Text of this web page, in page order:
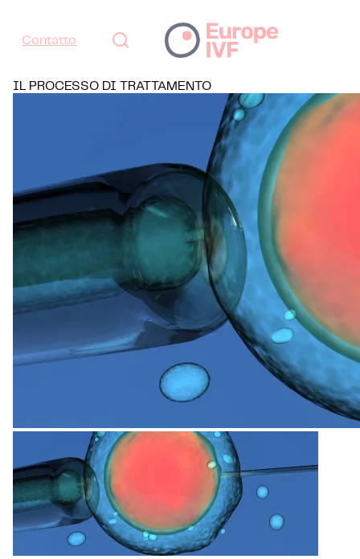
Contatto
IL PROCESSO DI TRATTAMENTO